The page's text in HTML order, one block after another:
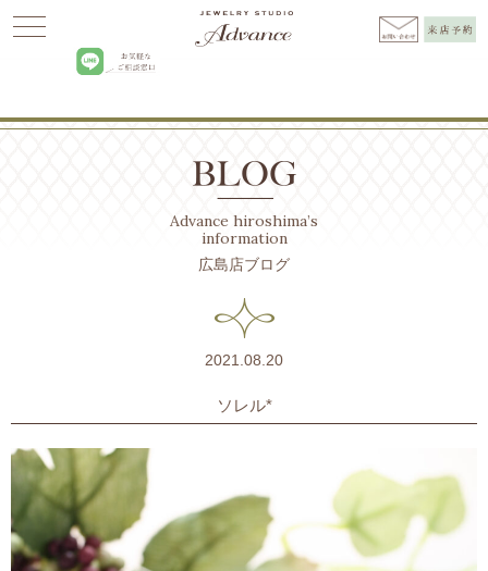
ブライダルリング>ソレル*
Advance hiroshima’s
information
広島店ブログ
2021.08.20
ソレル*